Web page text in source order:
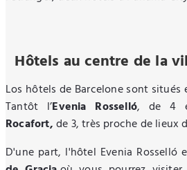
Hôtels au centre de la
Los hôtels de Barcelone sont
Tantôt l’Evenia Rosselló, de 4
Rocafort,de 3, très proche de lieux
D'une part, l'hôtel Evenia Rosselló